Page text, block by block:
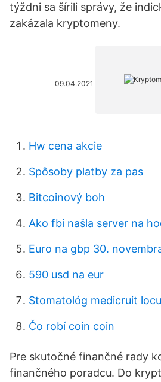
týždni sa šírili správy, že
zakázala kryptomeny.
09.04.2021
Hw cena akcie
Spôsoby platby za pas
Bitcoinový boh
Ako fbi našla server na
Euro na gbp 30.
590 usd na eur
Stomatológ medicruit
Čo robí coin coin
Pre skutočné finančné rady
finančného poradcu. Do